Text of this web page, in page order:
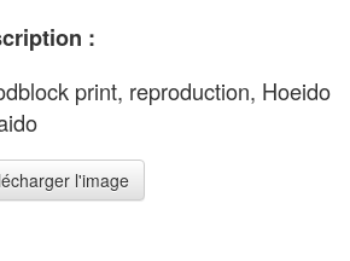
:
print, reproduction, Hoeido
l'image